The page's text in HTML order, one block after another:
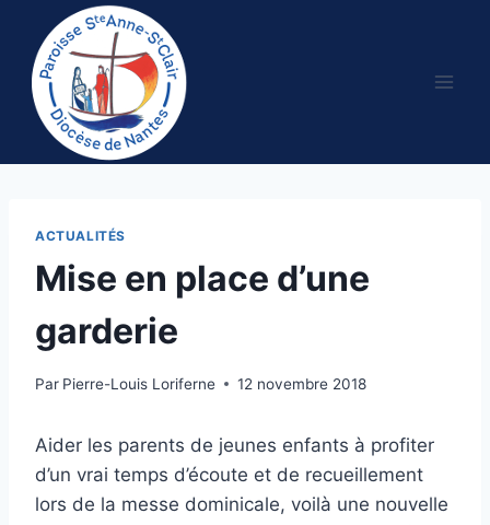
contenu
ACTUALITÉS
Mise en place d’une
garderie
Par Pierre-Louis Loriferne 12 novembre 2018
Aider les parents de jeunes enfants à profiter
d’un vrai temps d’écoute et de recueillement
lors de la messe dominicale, voilà une nouvelle